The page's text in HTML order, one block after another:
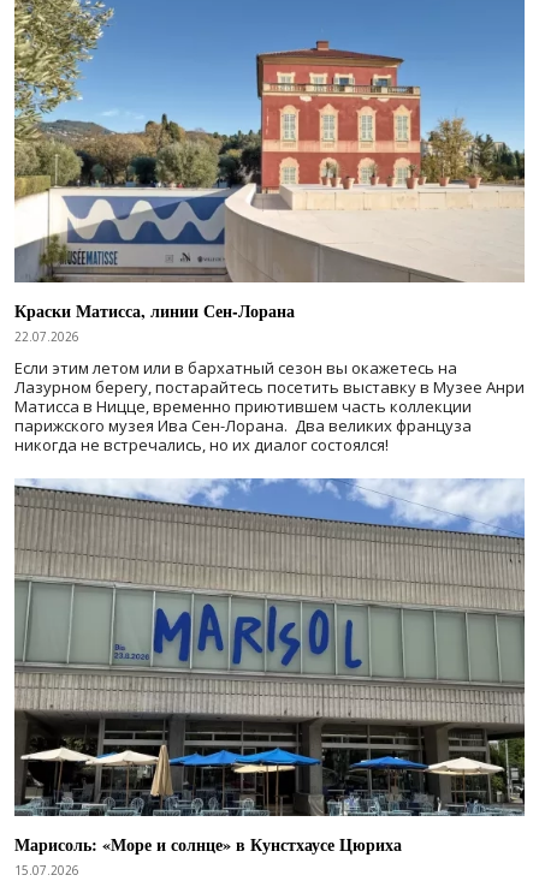
Краски Матисса, линии Сен-Лорана
22.07.2026
Если этим летом или в бархатный сезон вы окажетесь на
Лазурном берегу, постарайтесь посетить выставку в Музее Анри
Матисса в Ницце, временно приютившем часть коллекции
парижского музея Ива Сен-Лорана. Два великих француза
никогда не встречались, но их диалог состоялся!
Марисоль: «Море и солнце» в Кунстхаусе Цюриха
15.07.2026